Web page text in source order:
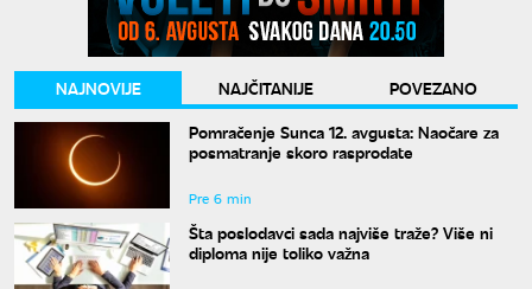
NAJNOVIJE NAJČITANIJE
POVEZANO
Pomračenje Sunca 12. avgusta: Naočare za
posmatranje skoro rasprodate
Pre 6 min
Šta poslodavci sada najviše traže? Više ni
diploma nije toliko važna